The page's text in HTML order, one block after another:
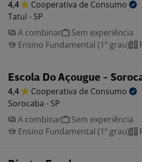
4,4 Cooperativa de Consumo
Tatuí - SP
A combinar
Sem experiência
Ensino Fundamental (1º grau)
Escola Do Açougue -
4,4 Cooperativa de Consumo
Sorocaba - SP
A combinar
Sem experiência
Ensino Fundamental (1º grau)